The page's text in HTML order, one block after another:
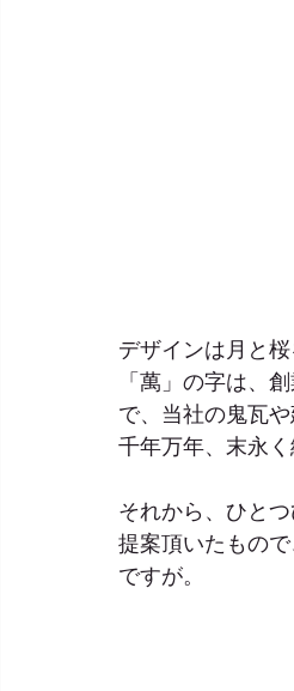
デザインは月と
「萬」の字は、
で、当社の鬼瓦
千年万年、末永
それから、ひと
提案頂いたもの
ですが。